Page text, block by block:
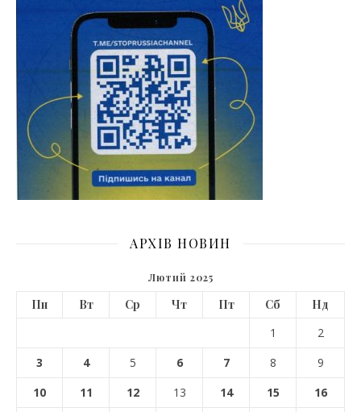
АРХІВ НОВИН
Лютий 2025
Пн Вт Ср Чт Пт Сб
Нд
1
2
3
4 5 6 7 8
9
10
11 12 13 14 15
16